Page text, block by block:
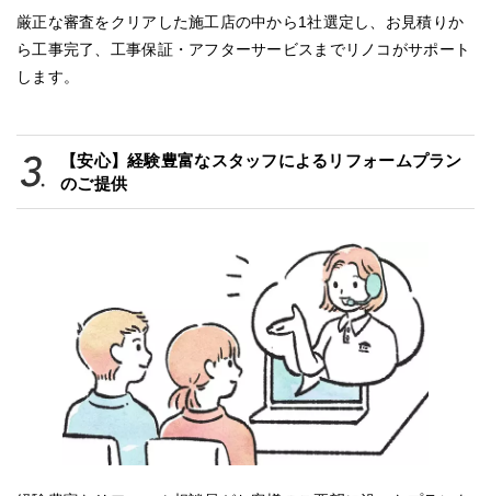
厳正な審査をクリアした施工店の中から1社選定し、お見積りか
ら工事完了、工事保証・アフターサービスまでリノコがサポート
します。
【安心】経験豊富なスタッフによるリフォームプラン
のご提供